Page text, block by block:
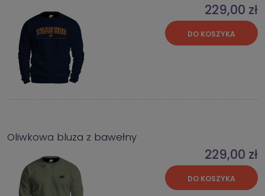
229,00 zł
DO KOSZYKA
Oliwkowa bluza z bawełny
229,00 zł
DO KOSZYKA